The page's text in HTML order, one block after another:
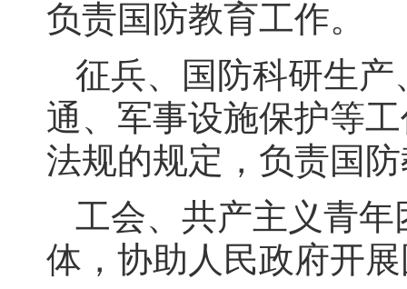
负责国防教育工作。
征兵、国防科研生
通、军事设施保护等
法规的规定，负责国
工会、共产主义青
体，协助人民政府开